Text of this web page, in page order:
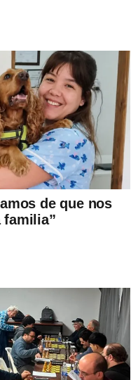
de que nos
familia”